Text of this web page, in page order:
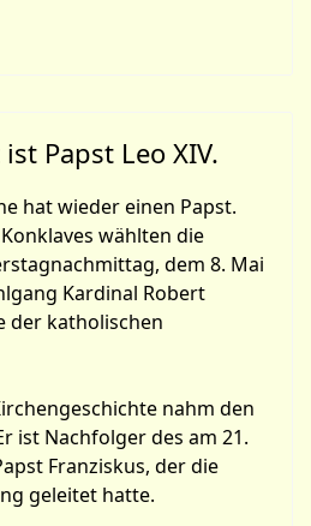
Papst Leo XIV.
hat wieder einen Papst.
wählten die
dem 8. Mai
Kardinal Robert
der katholischen
nahm den
ist Nachfolger des am 21.
Franziskus, der die
geleitet hatte.